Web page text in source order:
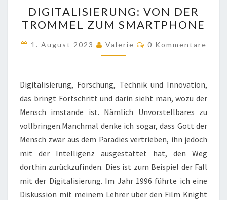
VON
DER
TROMMEL
ZUM
DIGITALISIERUNG: VON DER
TROMMEL ZUM SMARTPHONE
1. August 2023 Valerie Kommentare
0 Kommentare
Digitalisierung, Forschung, Technik und Innovation,
das bringt Fortschritt und darin sieht man, wozu der
Mensch imstande ist. Nämlich Unvorstellbares zu
vollbringen.Manchmal denke ich sogar, dass Gott der
Mensch zwar aus dem Paradies vertrieben, ihn jedoch
mit der Intelligenz ausgestattet hat, den Weg
dorthin zurückzufinden. Dies ist zum Beispiel der Fall
mit der Digitalisierung. Im Jahr 1996 führte ich eine
Diskussion mit meinem Lehrer über den Film Knight